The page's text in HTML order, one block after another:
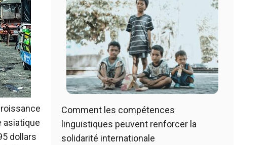
asiatique
dollars
Comment les compétences
linguistiques peuvent renforcer la
solidarité internationale